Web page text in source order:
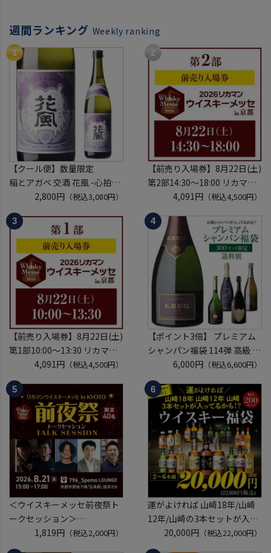
週間ランキング Weekly ranking
【クール便】数量限定
稲とアガベ 交酒 花風 -心拍-
KYOTO EDITION 720ml こう
しゅ はなかぜ craft sake クラ
フトサケ 秋田県 男鹿市
2,800円（税込3,080円）
【前売り入場券】8月22日(土)
第2部14:30～18:00 リカマン
ウイスキーメッセ in京都
2026 1枚
入場券となるeチケットは【8
月中旬】にメールにて配信予
※代引き決済不可
4,091円 （税込4,500円）
【前売り入場券】8月22日(土)
第1部10:00～13:30 リカマン
ウイスキーメッセ in京都
2026 1枚
入場券となるeチケットは【8
月中旬】にメールにて配信予
定
※代引き決済不可
4,091円（税込4,500円）
【ポイント3倍】 プレミアム
シャンパン福袋 114弾 高級 シ
ャンパン を探せ トゥルベ ト
レゾール クリュッグ 2004 が
入ってるかも!? 【先着300
本】 シャンパン シャンパーニ
ュ リカーマウンテン 福袋 WK
くじ 【送
6,000円 （税込6,600円）
＜ウイスキーメッセ前夜祭ト
ークセッション＞
8月21日(金)15:00～17:00京都
開催
1,819円（税込2,000円）
運がよければ 山崎18年/山崎
12年/山崎の3本セットが入っ
ているかも！？ ウイスキー福
袋 2～6本組 限定200セット
20,000円 （税込22,000円）